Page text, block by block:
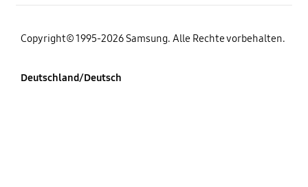
Copyright© 1995-2026 Samsung. Alle Rechte vorbehalten.
Deutschland/Deutsch